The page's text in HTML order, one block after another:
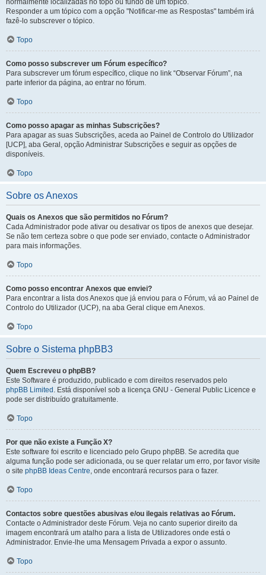
normalmente localizadas no topo ou fundo de um tópico.
Responder a um tópico com a opção "Notificar-me as Respostas" também irá
fazê-lo subscrever o tópico.
Topo
Como posso subscrever um Fórum específico?
Para subscrever um fórum específico, clique no link “Observar Fórum”, na
parte inferior da página, ao entrar no fórum.
Topo
Como posso apagar as minhas Subscrições?
Para apagar as suas Subscrições, aceda ao Painel de Controlo do Utilizador
[UCP], aba Geral, opção Administrar Subscrições e seguir as opções de
disponíveis.
Topo
Sobre os Anexos
Quais os Anexos que são permitidos no Fórum?
Cada Administrador pode ativar ou desativar os tipos de anexos que desejar.
Se não tem certeza sobre o que pode ser enviado, contacte o Administrador
para mais informações.
Topo
Como posso encontrar Anexos que enviei?
Para encontrar a lista dos Anexos que já enviou para o Fórum, vá ao Painel de
Controlo do Utilizador (UCP), na aba Geral clique em Anexos.
Topo
Sobre o Sistema phpBB3
Quem Escreveu o phpBB?
Este Software é produzido, publicado e com direitos reservados pelo
phpBB Limited . Está disponível sob a licença GNU - General Public Licence e
pode ser distribuído gratuitamente.
Topo
Por que não existe a Função X?
Este software foi escrito e licenciado pelo Grupo phpBB. Se acredita que
alguma função pode ser adicionada, ou se quer relatar um erro, por favor visite
o site phpBB Ideas Centre, onde encontrará recursos para o fazer.
Topo
Contactos sobre questões abusivas e/ou ilegais relativas ao Fórum.
Contacte o Administrador deste Fórum. Veja no canto superior direito da
imagem encontrará um atalho para a lista de Utilizadores onde está o
Administrador. Envie-lhe uma Mensagem Privada a expor o assunto.
Topo